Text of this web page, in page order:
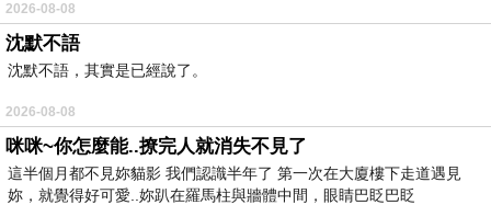
還大部分的支助弟弟
只能由我來照顧父母
也照顧著家裡的生意
在自己結婚時
2026-08-08
沈默不語
沈默不語，其實是已經說了。
2026-08-08
咪咪~你怎麼能..撩完人就消失不見了
這半個月都不見妳貓影 我們認識半年了 第一次在大廈樓下走道遇見
妳，就覺得好可愛..妳趴在羅馬柱與牆體中間，眼睛巴眨巴眨